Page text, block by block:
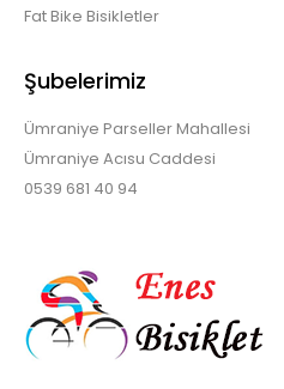
Fat Bike Bisikletler
Şubelerimiz
Ümraniye Parseller Mahallesi
Ümraniye Acısu Caddesi
0539 681 40 94